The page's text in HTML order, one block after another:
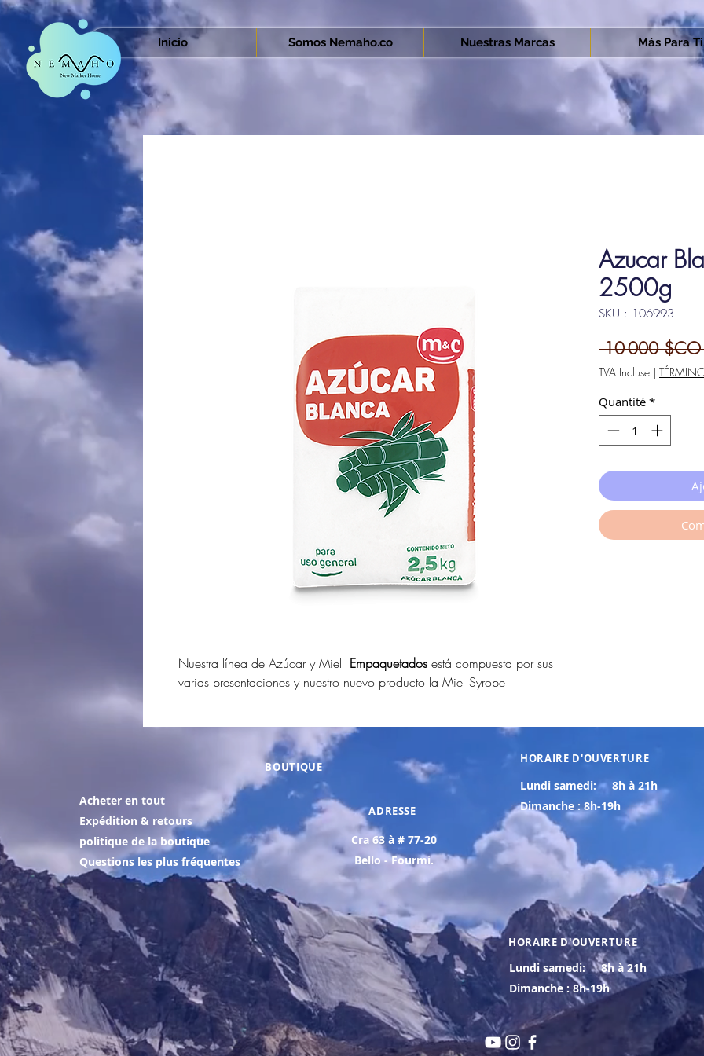
Inicio Somos Nemaho.co Nuestras Marcas Más Para
Nuestra línea de Azúcar y Miel Empaquetados está compuesta por sus
varias presentaciones y nuestro nuevo producto la Miel Syrope
Azucar
2500g
SKU : 106993
10 000
TVA Incluse |
Quantité *
BOUTIQUE
Acheter en tout
Expédition & retours
politique de la boutique
Questions les plus fréquentes
ADRESSE
Cra 63 à # 77-20
Bello - Fourmi.
HORAIRE D'OUVERTURE
Lundi samedi:
8h à 21h
Dimanche : 8h-19h
HORAIRE D'OUVERTURE
Lundi samedi:
8h à 21h
Dimanche : 8h-19h